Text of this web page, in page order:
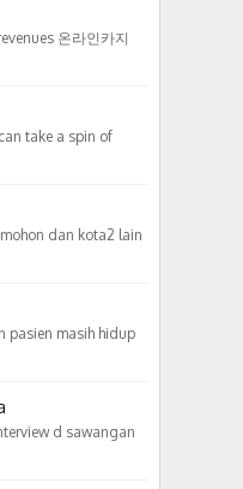
온라인카지
take a spin of
dan kota2 lain
pasien masih hidup
d sawangan